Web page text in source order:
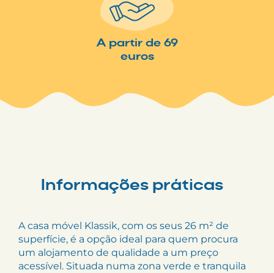
A partir de 69
euros
Informações práticas
A casa móvel Klassik, com os seus 26 m² de
superfície, é a opção ideal para quem procura
um alojamento de qualidade a um preço
acessível. Situada numa zona verde e tranquila